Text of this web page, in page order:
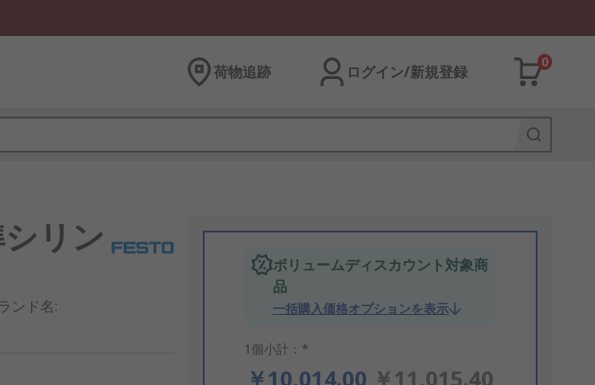
荷物追跡 ログイン/新規登録
0
シリン
ンド名:
ボリュームディスカウント対象商
品
一括購入価格オプションを表示
1個小計：*
￥10,014.00 ￥11,015.40